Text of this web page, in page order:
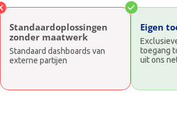
Standaardoplossingen
zonder maatwerk
Standaard dashboards van
externe partijen
Eigen
toegang
uit ons